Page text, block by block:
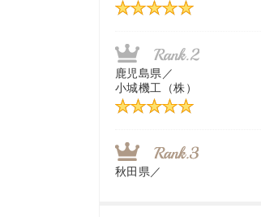
近江商事合同会社：「茨城
農建機販売」
鹿児島県／
小城機工（株）
秋田県／